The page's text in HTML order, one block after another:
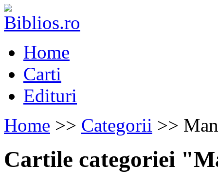
Home
Carti
Edituri
Home >> Categorii >>
Cartile categoriei